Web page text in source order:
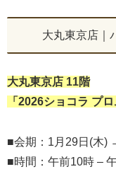
大丸東京店｜
大丸東京店 11階
「2026ショコラ プ
■会期：1月29日(木)
■時間：午前10時 –